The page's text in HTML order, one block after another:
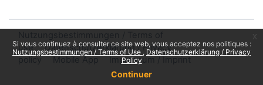
Si vous continuez à consulter ce site web, vous acceptez nos politiques :
Nutzungsbestimmungen / Terms of Use
Datenschutzerklärung / Privacy
Policy
Continuer
use
Datenschutzerklärung / Privacy
policy
Mobile App Impressum / Imprint